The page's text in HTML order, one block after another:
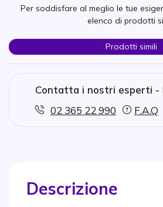
Per soddisfare al meglio le tue
elenco di prodotti
Prodotti simili
Contatta i nostri esperti -
02 365 22 990
F.A.Q
Descrizione